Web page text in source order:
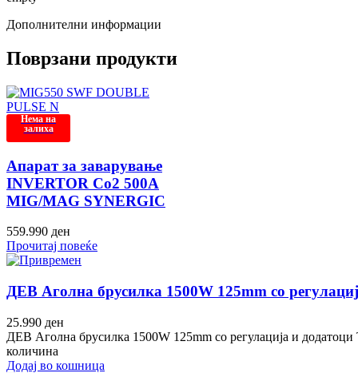
Дополнителни информации
Поврзани продукти
Нема на
залиха
Апарат за заварување
INVERTOR Co2 500A
MIG/MAG SYNERGIC
559.990 ден
Прочитај повеќе
ДЕВ Аголна брусилка 1500W 125mm со
25.990 ден
ДЕВ Аголна брусилка 1500W 125mm со регулација и
количина
Додај во кошница